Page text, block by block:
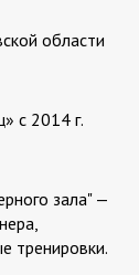
области
с 2014 г.
зала" —
тренировки.